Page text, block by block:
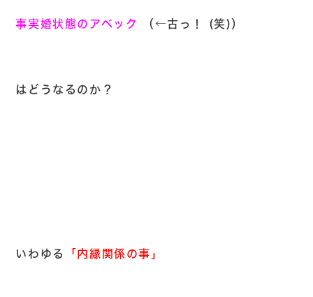
事実婚状態のアベック （←古っ！ (笑)）
はどうなるのか？
いわゆる 「内縁関係の事」